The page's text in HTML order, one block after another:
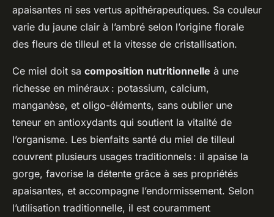
apaisantes ni ses vertus apithérapeutiques. Sa couleur
varie du jaune clair à l’ambré selon l’origine florale
des fleurs de tilleul et la vitesse de cristallisation.
Ce miel doit sa composition nutritionnelle à une
richesse en minéraux : potassium, calcium,
manganèse, et oligo-éléments, sans oublier une
teneur en antioxydants qui soutient la vitalité de
l’organisme. Les bienfaits santé du miel de tilleul
couvrent plusieurs usages traditionnels : il apaise la
gorge, favorise la détente grâce à ses propriétés
apaisantes, et accompagne l’endormissement. Selon
l’utilisation traditionnelle, il est couramment